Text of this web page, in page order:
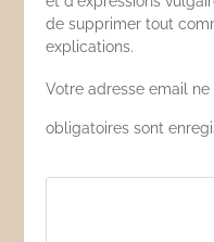
de supprimer tout
explications.
Votre adresse email
obligatoires sont